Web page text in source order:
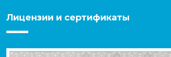
Лицензии и сертификаты